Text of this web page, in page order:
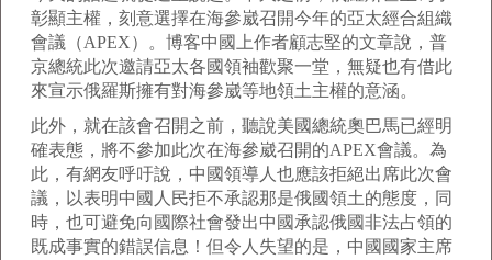
彰顯主權，刻意選擇在海參崴召開今年的亞太經合組織
會議（APEX）。博客中國上作者顧志堅的文章說，普
京總統此次邀請亞太各國領袖歡聚一堂，無疑也有借此
來宣示俄羅斯擁有對海參崴等地領土主權的意涵。
此外，就在該會召開之前，聽說美國總統奧巴馬已經明
確表態，將不參加此次在海參崴召開的APEX會議。為
此，有網友呼吁說，中國領導人也應該拒絕出席此次會
議，以表明中國人民拒不承認那是俄國領土的態度，同
時，也可避免向國際社會發出中國承認俄國非法占領的
既成事實的錯誤信息！但令人失望的是，中國國家主席